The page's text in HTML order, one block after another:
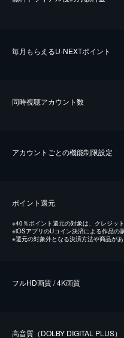
毎⽉もらえるU-NEXTポイント
同時視聴アカウント数
アカウントごとの機能制限設定
ポイント還元
※40％ポイント還元の対象は、クレジッ
※iOSアプリのUコイン決済による作品の
※還元の対象外となる決済方法や商品が
フルHD画質 / 4K画質
⾼⾳質（DOLBY DIGITAL PLUS）